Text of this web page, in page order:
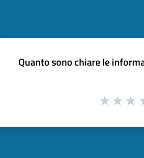
Quanto sono chiare le